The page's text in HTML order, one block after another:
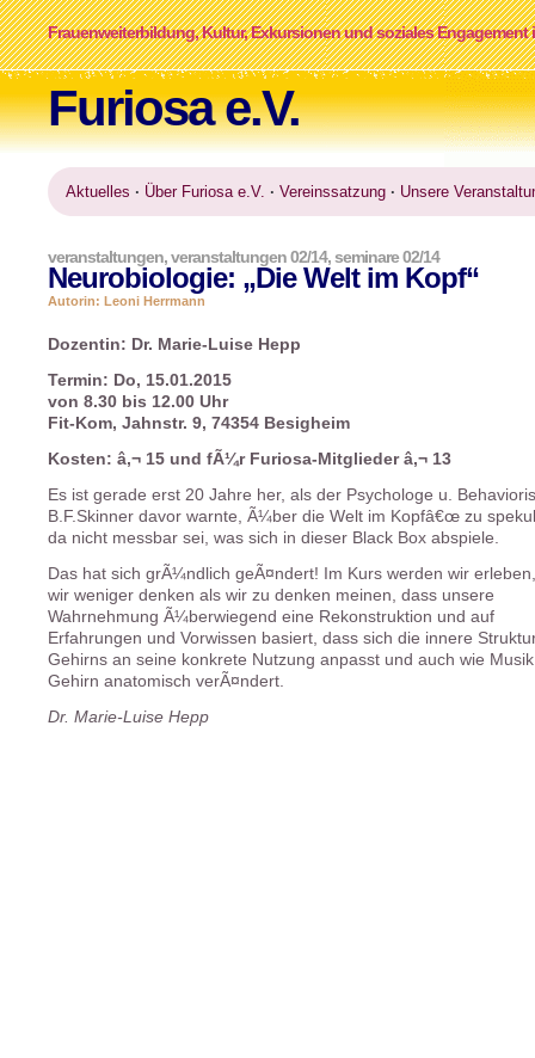
Furiosa e.V.
Frauenweiterbildung, Kultur, Exkursionen und soziales Engagement
Aktuelles · Über Furiosa e.V. · Vereinssatzung · Unsere
Neurobiologie: „Die Welt im Kopf“
veranstaltungen,veranstaltungen 02/14,seminare 02/14
Autorin: Leoni Herrmann
Dozentin: Dr. Marie-Luise Hepp
Termin: Do, 15.01.2015
von 8.30 bis 12.00 Uhr
Fit-Kom, Jahnstr. 9, 74354 Besigheim
Kosten: â‚¬ 15 und fÃ¼r Furiosa-Mitglieder â‚¬ 13
Es ist gerade erst 20 Jahre her, als der Psychologe u.
B.F.Skinner davor warnte, Ã¼ber die Welt im Kopfâ€œ zu
da nicht messbar sei, was sich in dieser Black Box abspiele.
Das hat sich grÃ¼ndlich geÃ¤ndert! Im Kurs werden wir
wir weniger denken als wir zu denken meinen, dass unsere
Wahrnehmung Ã¼berwiegend eine Rekonstruktion und auf
Erfahrungen und Vorwissen basiert, dass sich die innere
Gehirns an seine konkrete Nutzung anpasst und auch wie
Gehirn anatomisch verÃ¤ndert.
Dr. Marie-Luise Hepp